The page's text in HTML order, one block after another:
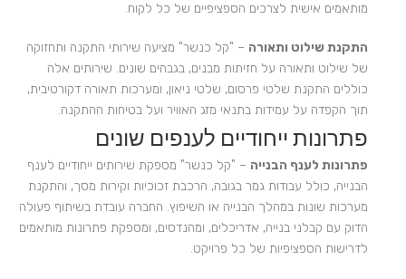
מותאמים אישית לצרכים הספציפיים של כל לקוח.
התקנת שילוט ותאורה – "קל כנשר" מציעה שירותי התקנה ותחזוקה
של שילוט ותאורה על חזיתות מבנים, בגבהים שונים. שירותים אלה
כוללים התקנת שלטי פרסום, שלטי ניאון, ומערכות תאורה דקורטיבית,
תוך הקפדה על עמידות בתנאי מזג האוויר ועל בטיחות ההתקנה.
פתרונות ייחודיים לענפים שונים
פתרונות לענף הבנייה – "קל כנשר" מספקת שירותים ייחודיים לענף
הבנייה, כולל עבודות גמר בגובה, הרכבת זכוכיות וקירות מסך, והתקנת
מערכות שונות במהלך הבנייה או השיפוץ. החברה עובדת בשיתוף פעולה
הדוק עם קבלני בנייה, אדריכלים, ומהנדסים, ומספקת פתרונות מותאמים
לדרישות הספציפיות של כל פרויקט.